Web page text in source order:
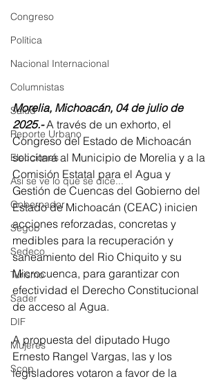
Congreso
Política
Nacional Internacional
Columnistas
Salud
Reporte Urbano
Elecciones
Así se ve lo que se dice...
Gobernador
Segob
Sedeco
Turismo
Sader
DIF
Mujeres
Scop
Morelia, Michoacán, 04 de julio de
2025.- A través de un exhorto, el
Congreso del Estado de Michoacán
solicitará al Municipio de Morelia y a la
Comisión Estatal para el Agua y
Gestión de Cuencas del Gobierno del
Estado de Michoacán (CEAC) inicien
acciones reforzadas, concretas y
medibles para la recuperación y
saneamiento del Rio Chiquito y su
Microcuenca, para garantizar con
efectividad el Derecho Constitucional
de acceso al Agua.
A propuesta del diputado Hugo
Ernesto Rangel Vargas, las y los
legisladores votaron a favor de la